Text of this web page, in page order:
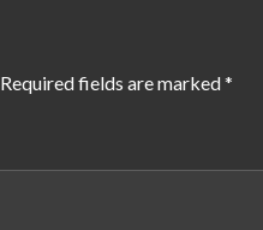
Required fields are marked*